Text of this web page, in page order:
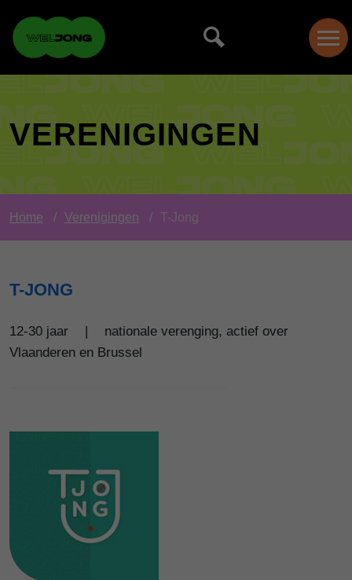
VERENIGINGEN
Home Verenigingen T-Jong
T-JONG
12-30 jaar |
nationale verenging, actief over
Vlaanderen en Brussel